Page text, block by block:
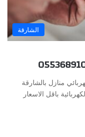
الشارقة
منازل بالشارقة
باقل الاسعار